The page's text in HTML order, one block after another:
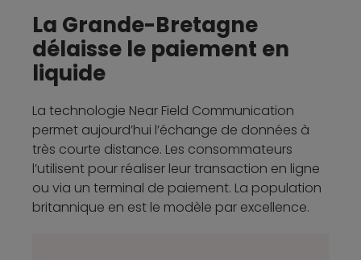
La Grande-Bretagne
délaisse le paiement en
liquide
La technologie Near Field Communication
permet aujourd’hui l’échange de données à
très courte distance. Les consommateurs
l’utilisent pour réaliser leur transaction en ligne
ou via un terminal de paiement. La population
britannique en est le modèle par excellence.